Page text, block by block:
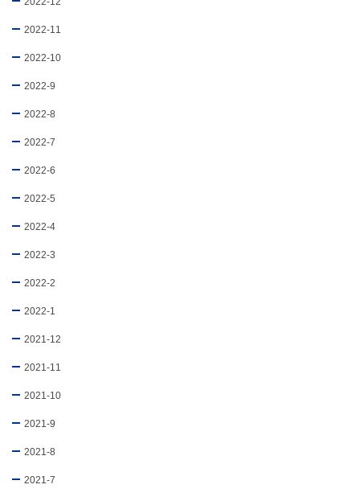
2022-11
2022-10
2022-9
2022-8
2022-7
2022-6
2022-5
2022-4
2022-3
2022-2
2022-1
2021-12
2021-11
2021-10
2021-9
2021-8
2021-7